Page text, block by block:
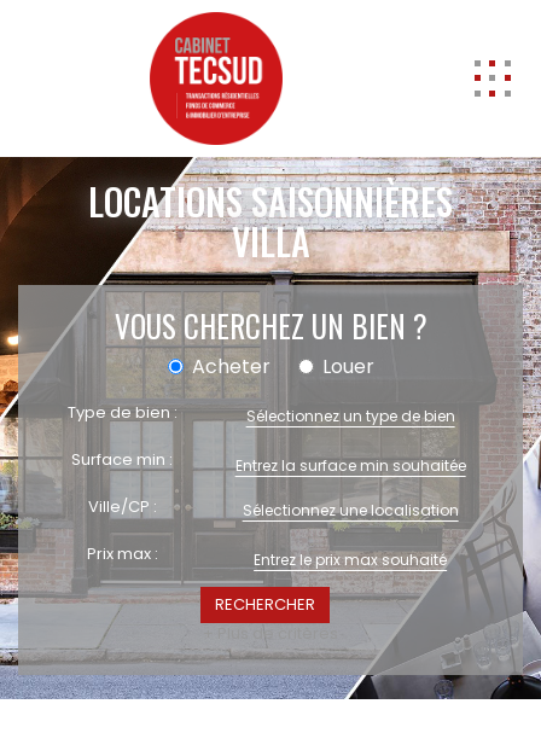
ACCUEIL
ACHETER
Professionnels
Entrepôts
A vendre
Locaux commerciaux
A vendre
A louer
Murs
Transmission d'entreprise
Local d'activités
A vendre
Fonds de commerce
High-Tech
Hotel / Rest / Bar
Commerces Prox.
LOCATIONS SAISONNIÈRES
VILLA
VOUS CHERCHEZ UN BIEN ?
Acheter Louer
Type de bien : Sélectionnez un type de bien
Surface min :
Ville/CP : Sélectionnez une localisation
Prix max :
+ Plus de critères